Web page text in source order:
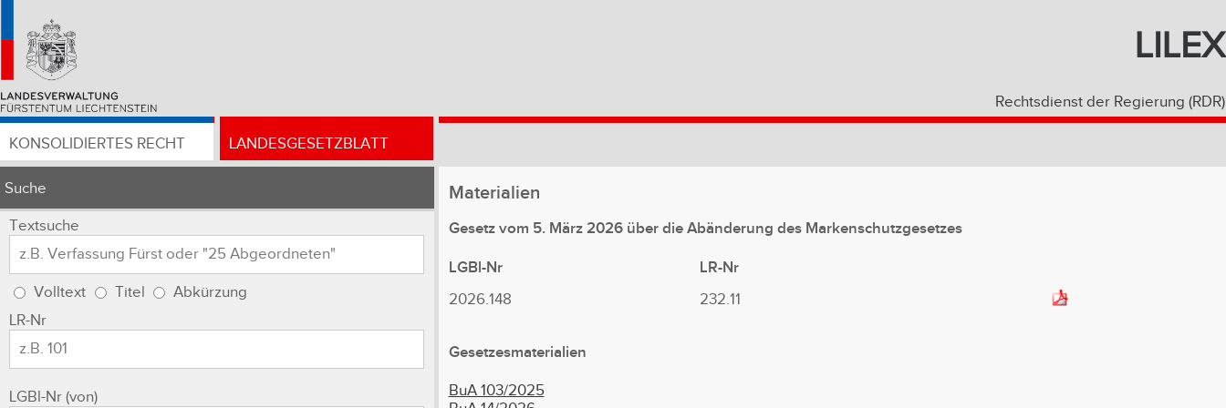
LILEX
Rechtsdienst der Regierung (RDR)
KONSOLIDIERTES RECHT LANDESGESETZBLATT
Suche
Textsuche
Volltext Titel
Abkürzung
LR-Nr
LGBl-Nr (von)
Materialien
Gesetz vom 5. März 2026 über die Abänderung des Markenschutzgesetzes
LGBl-Nr
LR-Nr
2026.148
232.11
Gesetzesmaterialien
BuA 103/2025